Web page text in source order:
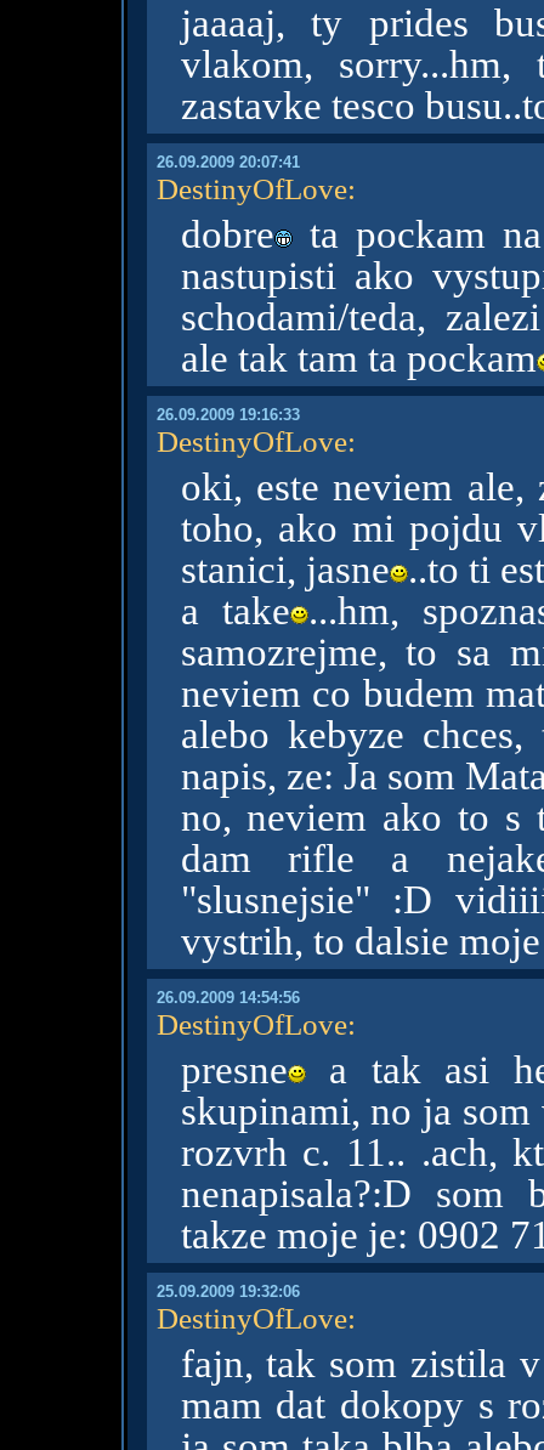
jaaaaj, ty prides
vlakom,
zastavke tesco
26.09.2009 20:07:41
DestinyOfLove:
dobre ta pockam na
nastupisti ako
schodami/teda,
ale tak tam ta pockam
26.09.2009 19:16:33
DestinyOfLove:
oki, este neviem
toho, ako mi pojdu
stanici, jasne ..to ti
a take ...hm,
samozrejme, to sa
neviem co budem
alebo kebyze
napis, ze: Ja som
no, neviem ako to s
dam rifle a
"slusnejsie" :D
vystrih, to dalsie
26.09.2009 14:54:56
DestinyOfLove:
presne a tak asi
skupinami, no ja
rozvrh c. 11.. .ach,
nenapisala?:D
takze moje je: 0902
25.09.2009 19:32:06
DestinyOfLove:
fajn, tak som zistila
mam dat dokopy s